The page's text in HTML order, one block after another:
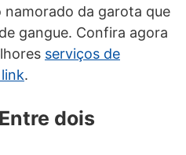
da garota que
gangue. Confira agora
serviços de
.
dois